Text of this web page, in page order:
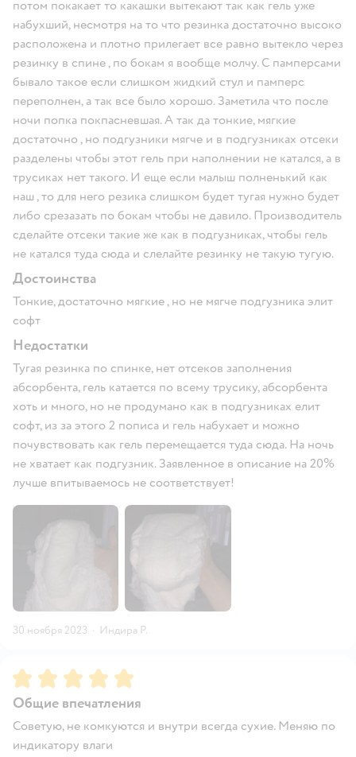
потом покакает то какашки вытекают так как гель уже
набухший, несмотря на то что резинка достаточно высоко
расположена и плотно прилегает все равно вытекло через
резинку в спине , по бокам я вообще молчу. С памперсами
бывало такое если слишком жидкий стул и памперс
переполнен, а так все было хорошо. Заметила что после
ночи попка покпасневшая. А так да тонкие, мягкие
достаточно , но подгузники мягче и в подгузниках отсеки
разделены чтобы этот гель при наполнении не катался, а в
трусиках нет такого. И еще если малыш полненький как
наш , то для него резика слишком будет тугая нужно будет
либо срезазать по бокам чтобы не давило. Производитель
сделайте отсеки такие же как в подгузниках, чтобы гель
не катался туда сюда и слелайте резинку не такую тугую.
Достоинства
Тонкие, достаточно мягкие , но не мягче подгузника элит
софт
Недостатки
Тугая резинка по спинке, нет отсеков заполнения
абсорбента, гель катается по всему трусику, абсорбента
хоть и много, но не продумано как в подгузниках елит
софт, из за этого 2 пописа и гель набухает и можно
почувствовать как гель перемещается туда сюда. На ночь
не хватает как подгузник. Заявленное в описание на 20%
лучше впитываемось не соответствует!
30 ноября 2023 · Индира Р.
Рейтинг:5
Общие впечатления
Советую, не комкуются и внутри всегда сухие. Меняю по
индикатору влаги